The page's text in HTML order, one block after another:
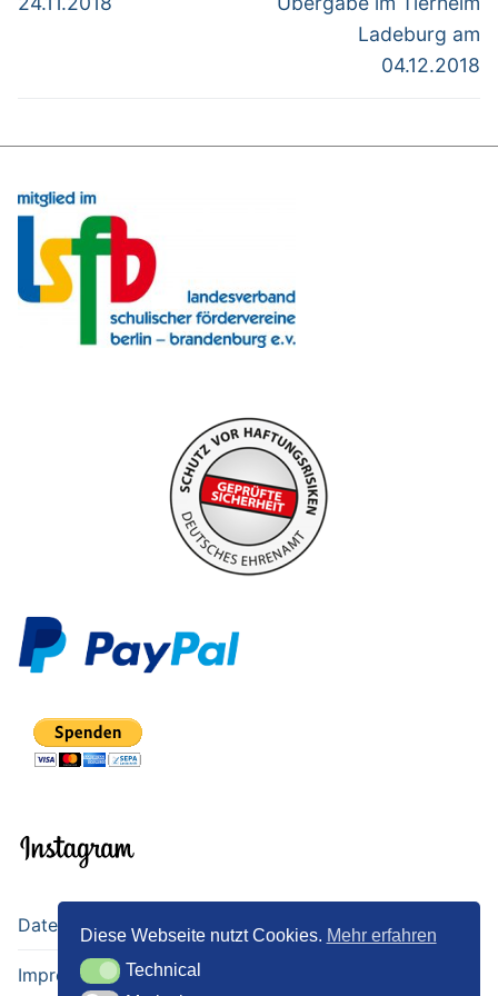
Ladeburg am
04.12.2018
Datenschutz
Impressum
Diese Webseite nutzt Cookies. Mehr erfahren
TechnicalTechnical